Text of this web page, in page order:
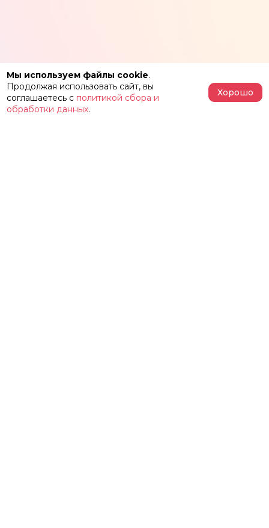
Мы используем файлы cookie.
Продолжая использовать сайт, вы
соглашаетесь с политикой сбора и
обработки данных.
Хорошо